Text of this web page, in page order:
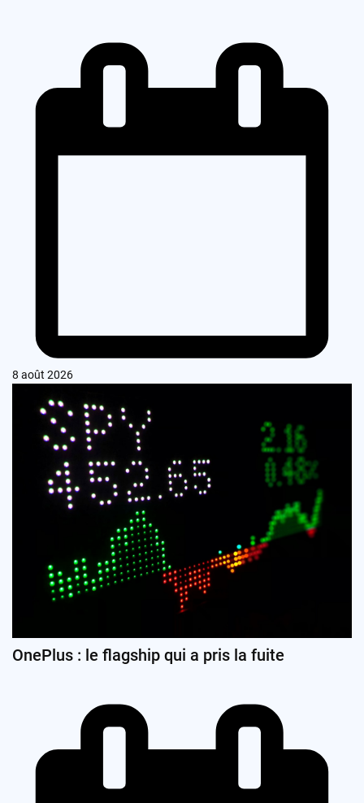
8 août 2026
OnePlus : le flagship qui a pris la fuite